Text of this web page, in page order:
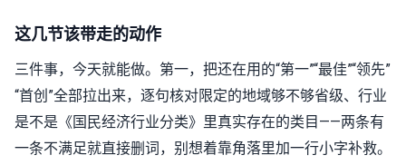
这几节该带走的动作
三件事，今天就能做。第一，把还在用的“第一”“最佳”“领先”
“首创”全部拉出来，逐句核对限定的地域够不够省级、行业
是不是《国民经济行业分类》里真实存在的类目——两条有
一条不满足就直接删词，别想着靠角落里加一行小字补救。